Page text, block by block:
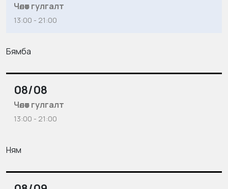
Чөлөөт гулгалт
13:00 - 21:00
Бямба
08/08
Чөлөөт гулгалт
13:00 - 21:00
Ням